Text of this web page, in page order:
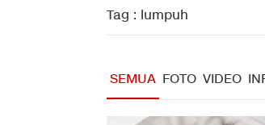
Tag : lumpuh
SEMUA FOTO VIDEO